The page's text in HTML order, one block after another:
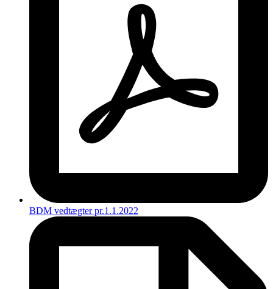
BDM vedtægter pr.1.1.2022